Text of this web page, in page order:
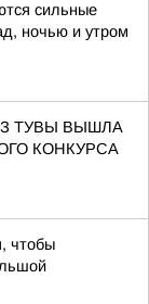
сильные
ночью и утром
ТУВЫ ВЫШЛА
КОНКУРСА
чтобы